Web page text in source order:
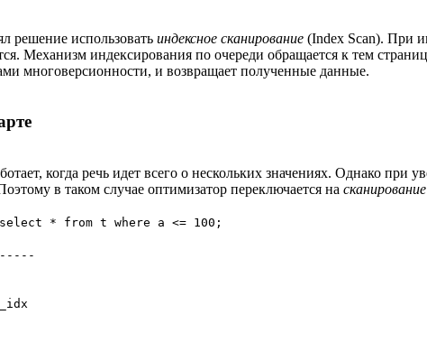
решение использовать индексное сканирование (Index Scan). При
Механизм индексирования по очереди обращается к тем
многоверсионности, и возвращает полученные данные.
когда речь идет всего о нескольких значениях. Однако
в таком случае оптимизатор переключается на
* from t where a <= 100;